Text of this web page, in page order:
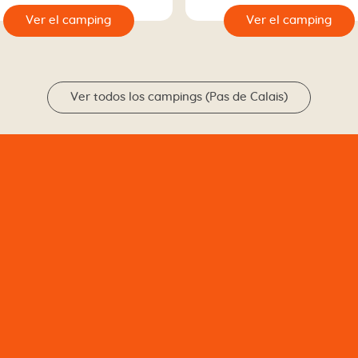
Ver el camping 🔍 Ver el
Ver todos los campings (Pas de Calais)